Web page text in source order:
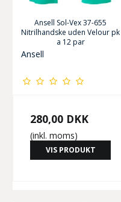
Ansell Sol-Vex 37-655
Nitrilhandske uden Velour pk
a 12 par
Ansell
280,00 DKK
(inkl. moms)
VIS PRODUKT